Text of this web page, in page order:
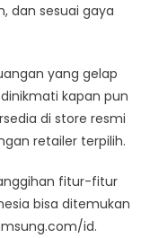
dan sesuai gaya
yang gelap
kapan pun
di store resmi
retailer terpilih.
fitur-fitur
bisa ditemukan
id.